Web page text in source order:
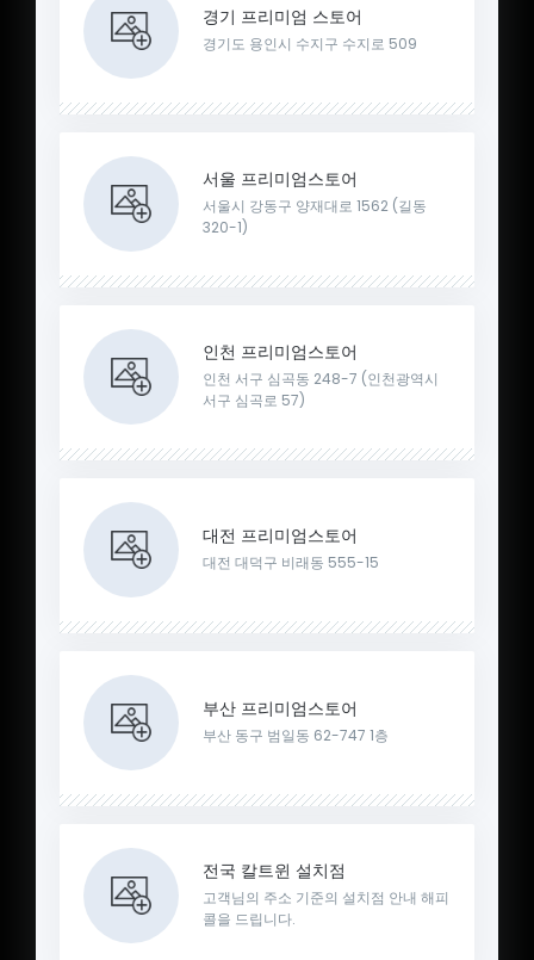
경기 프리미엄 스토어
경기도 용인시 수지구 수지로 509
서울 프리미엄스토어
서울시 강동구 양재대로 1562 (길동
320-1)
인천 프리미엄스토어
인천 서구 심곡동 248-7 (인천광역시
서구 심곡로 57)
대전 프리미엄스토어
대전 대덕구 비래동 555-15
부산 프리미엄스토어
부산 동구 범일동 62-747 1층
전국 칼트윈 설치점
고객님의 주소 기준의 설치점 안내 해피
콜을 드립니다.